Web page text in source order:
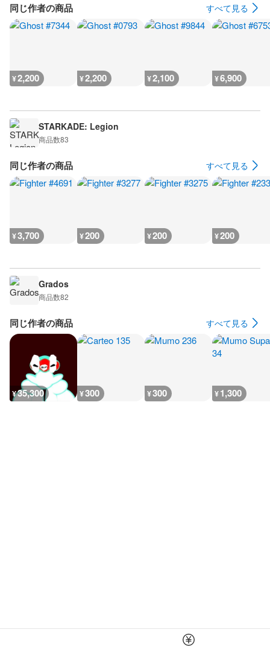
同じ作者の商品 すべて見る
¥2,200 ¥2,200 ¥2,100 ¥6,900
STARKADE: Legion
商品数83
同じ作者の商品 すべて見る
¥3,700 ¥200 ¥200 ¥200
Grados
商品数82
同じ作者の商品 すべて見る
¥35,300 ¥300 ¥300 ¥1,300